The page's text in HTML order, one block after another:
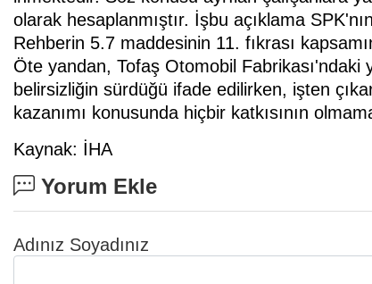
olarak hesaplanmıştır. İşbu açıklama
Rehberin 5.7 maddesinin 11. fıkrası
Öte yandan, Tofaş Otomobil Fabrikası'ndaki
belirsizliğin sürdüğü ifade edilirken, işten
kazanımı konusunda hiçbir katkısının
Kaynak: İHA
Yorum Ekle
Adınız Soyadınız